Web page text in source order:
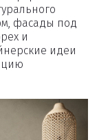
фасады под
и
идеи